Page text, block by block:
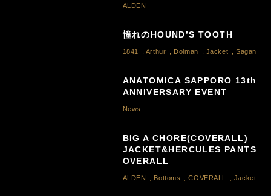
ALDEN
憧れのHOUND’S TOOTH
1841 Arthur Dolman Jacket ,Sagan
ANATOMICA SAPPORO 13th
ANNIVERSARY EVENT
News
BIG A CHORE(COVERALL)
JACKET&HERCULES PANTS
OVERALL
ALDEN Bottoms ,COVERALL Jacket